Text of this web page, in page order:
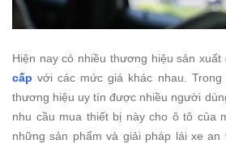
Hiện nay có nhiều thương hiệu sản xuất
cấp với các mức giá khác nhau.
thương hiệu uy tín được nhiều người
nhu cầu mua thiết bị này cho ô tô của
những sản phẩm và giải pháp lái xe an